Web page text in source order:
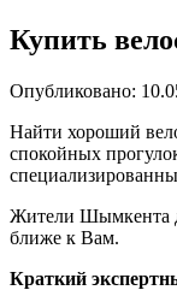
Купить
Опубликовано:
Найти хороший
спокойных
Жители Шымкента
ближе к Вам.
Краткий